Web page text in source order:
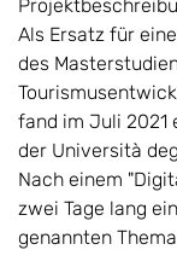
Als Ersatz für
des
fand im Juli 2021
der Università
Nach einem
zwei Tage lang
genannten